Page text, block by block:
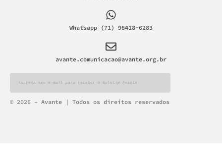
Whatsapp (71) 98418-6283
avante.comunicacao@avante.org.br
Alternative:
© 2026 – Avante | Todos os direitos reservados